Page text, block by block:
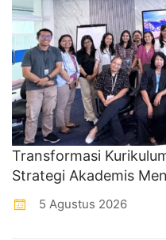
Transformasi
Strategi Akademis
5 Agustus 2026